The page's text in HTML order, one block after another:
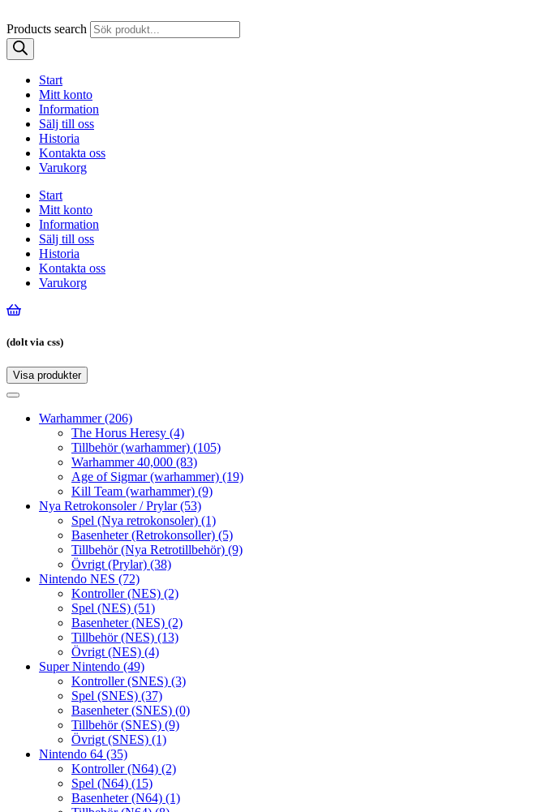
Products search
Start
Mitt konto
Information
Sälj till oss
Historia
Kontakta oss
Varukorg
Start
Mitt konto
Information
Sälj till oss
Historia
Kontakta oss
Varukorg
(dolt via css)
Visa produkter
Toggle
Toggle
navigationWarhammer(206)
The Horus Heresy (4)
Tillbehör (warhammer) (105)
Warhammer 40,000 (83)
Age of Sigmar (warhammer) (19)
Kill Team (warhammer) (9)
Nya Retrokonsoler / Prylar(53)
Spel (Nya retrokonsoler) (1)
Basenheter (Retrokonsoller) (5)
Tillbehör (Nya Retrotillbehör) (9)
Övrigt (Prylar) (38)
Nintendo NES (72)
Kontroller (NES) (2)
Spel (NES) (51)
Basenheter (NES) (2)
Tillbehör (NES) (13)
Övrigt (NES) (4)
Super Nintendo (49)
Kontroller (SNES) (3)
Spel (SNES) (37)
Basenheter (SNES) (0)
Tillbehör (SNES) (9)
Övrigt (SNES) (1)
Nintendo 64 (35)
Kontroller (N64) (2)
Spel (N64) (15)
Basenheter (N64) (1)